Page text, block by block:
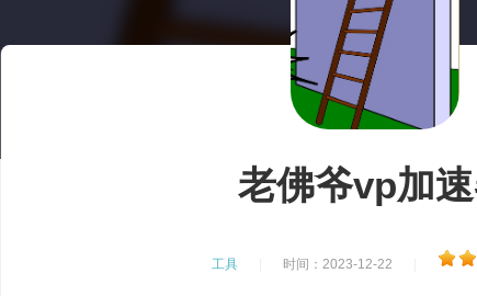
老佛爷vp加
工具 时间：2023-12-22